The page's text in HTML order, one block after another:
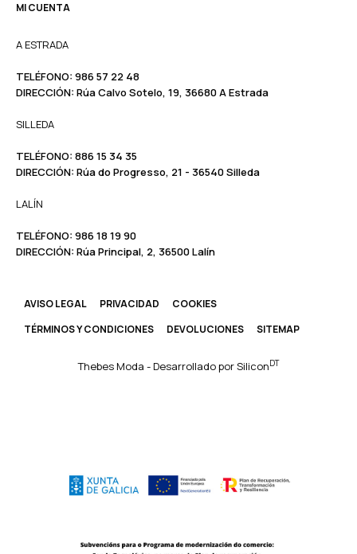
MI CUENTA
A ESTRADA
TELÉFONO: 986 57 22 48
DIRECCIÓN: Rúa Calvo Sotelo, 19, 36680 A Estrada
SILLEDA
TELÉFONO: 886 15 34 35
DIRECCIÓN: Rúa do Progresso, 21 - 36540 Silleda
LALÍN
TELÉFONO: ​​ 986 18 19 90
DIRECCIÓN: Rúa Principal, 2, 36500 Lalín
AVISO LEGAL PRIVACIDAD
COOKIES
TÉRMINOS Y CONDICIONES
DEVOLUCIONES SITEMAP
Thebes Moda - Desarrollado porSilicon DT